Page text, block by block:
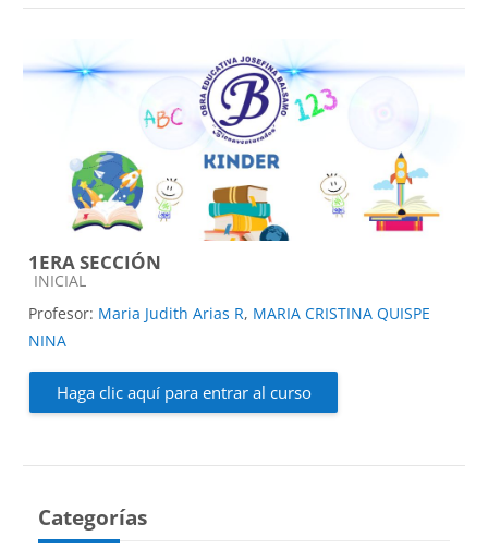
1ERA SECCIÓN
Categoría de cursos
INICIAL
Profesor: Maria Judith Arias R, MARIA CRISTINA QUISPE
NINA
Haga clic aquí para entrar al curso
Categorías